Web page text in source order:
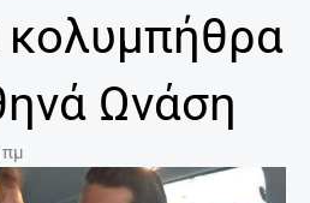
κολυμπήθρα
Ωνάση
πμ